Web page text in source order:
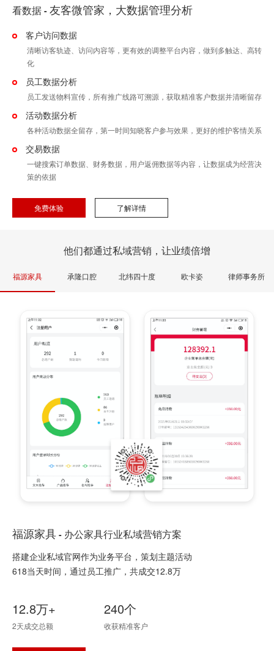
看数据 - 友客微管家，大数据管理分析
客户访问数据
清晰访客轨迹、访问内容等，更有效的调整平台内容，做到多触达、高转
化
员工数据分析
员工发送物料宣传，所有推广线路可溯源，获取精准客户数据并清晰留存
活动数据分析
各种活动数据全留存，第一时间知晓客户参与效果，更好的维护客情关系
交易数据
一键搜索订单数据、财务数据，用户返佣数据等内容，让数据成为经营决
策的依据
免费体验 了解详情
他们都通过私域营销，让业绩倍增
福源家具 承隆口腔 北纬四十度 欧卡姿 律师事务所
福源家具 - 办公家具行业私域营销方案
搭建企业私域官网作为业务平台，策划主题活动
618当天时间，通过员工推广，共成交12.8万
12.8万+
2天成交总额
240个
收获精准客户